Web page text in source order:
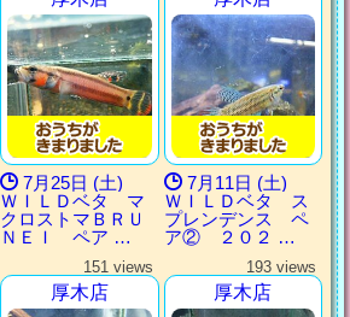
7月25日 (土)
ＷＩＬＤベタ マ
クロストマＢＲＵ
ＮＥＩ ペア …
7月11日 (土)
ＷＩＬＤベタ ス
プレンデンス ペ
ア② ２０２ …
151 views
厚木店
193 views
厚木店